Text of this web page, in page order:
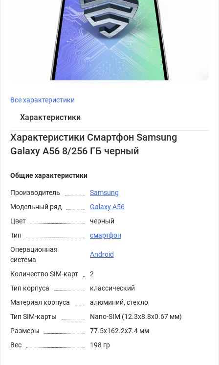
Все характеристики
Характеристики
Характеристики Смартфон Samsung
Galaxy A56 8/256 ГБ черный
Общие характеристики
Производитель
Samsung
Модельный ряд
Galaxy A56
Цвет
черный
Тип
смартфон
Операционная
система
Android
Количество SIM-карт
2
Тип корпуса
классический
Материал корпуса
алюминий, стекло
Тип SIM-карты
Nano-SIM (12.3x8.8x0.67 мм)
Размеры
77.5x162.2x7.4 мм
Вес
198 гр